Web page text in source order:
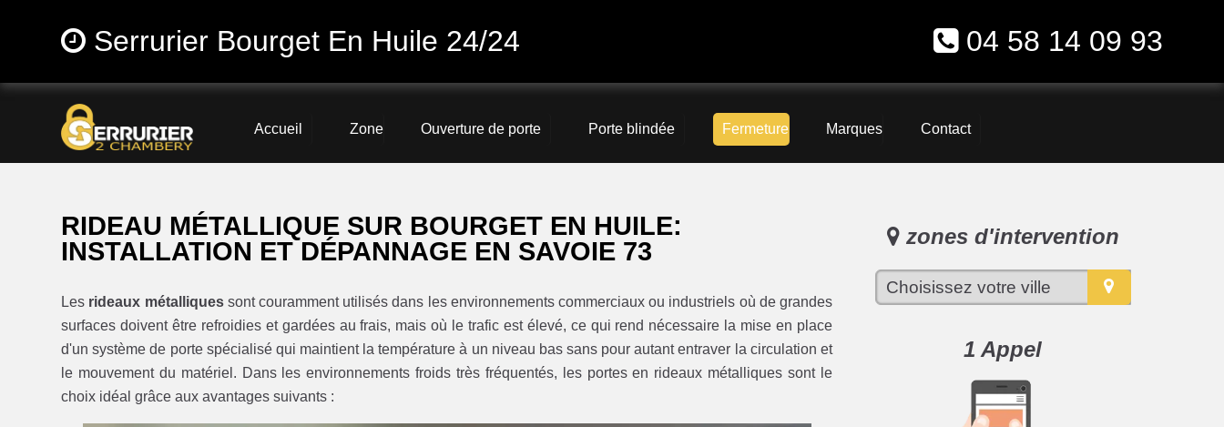
Serrurier Bourget En Huile 24/24 04 58 14 09 93
Accueil Zone Ouverture de porte Porte blindée Fermeture Marques Contact
RIDEAU MÉTALLIQUE SUR BOURGET EN HUILE:
INSTALLATION ET DÉPANNAGE EN SAVOIE 73
Les rideaux métalliquessont couramment utilisés dans les environnements commerciaux ou industriels où de grandes
surfaces doivent être refroidies et gardées au frais, mais où le trafic est élevé, ce qui rend nécessaire la mise en place
d'un système de porte spécialisé qui maintient la température à un niveau bas sans pour autant entraver la circulation et
le mouvement du matériel. Dans les environnements froids très fréquentés, les portes en rideaux métalliques sont le
choix idéal grâce aux avantages suivants :
zones d'intervention
1 Appel